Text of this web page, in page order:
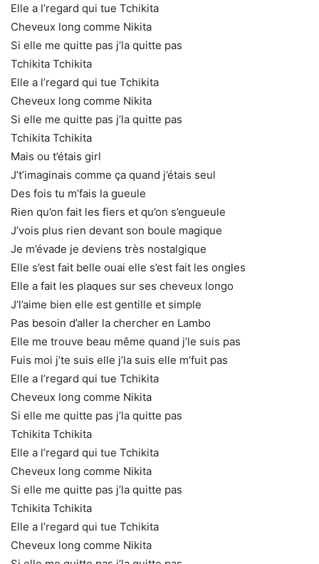
Elle a l’regard qui tue Tchikita
Cheveux long comme Nikita
Si elle me quitte pas j’la quitte pas
Tchikita Tchikita
Elle a l’regard qui tue Tchikita
Cheveux long comme Nikita
Si elle me quitte pas j’la quitte pas
Tchikita Tchikita
Mais ou t’étais girl
J’t’imaginais comme ça quand j’étais seul
Des fois tu m’fais la gueule
Rien qu’on fait les fiers et qu’on s’engueule
J’vois plus rien devant son boule magique
Je m’évade je deviens très nostalgique
Elle s’est fait belle ouai elle s’est fait les ongles
Elle a fait les plaques sur ses cheveux longo
J’l’aime bien elle est gentille et simple
Pas besoin d’aller la chercher en Lambo
Elle me trouve beau même quand j’le suis pas
Fuis moi j’te suis elle j’la suis elle m’fuit pas
Elle a l’regard qui tue Tchikita
Cheveux long comme Nikita
Si elle me quitte pas j’la quitte pas
Tchikita Tchikita
Elle a l’regard qui tue Tchikita
Cheveux long comme Nikita
Si elle me quitte pas j’la quitte pas
Tchikita Tchikita
Elle a l’regard qui tue Tchikita
Cheveux long comme Nikita